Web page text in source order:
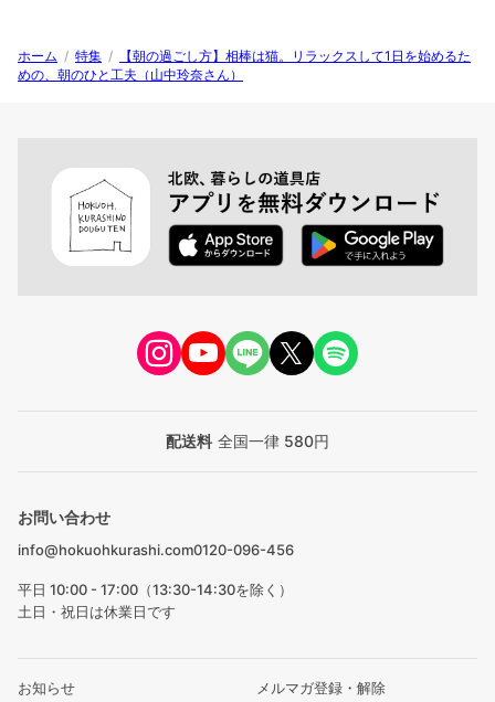
ホーム / 特集 /
【朝の過ごし方】相棒は猫。リラックスして1日を始めるた
めの、朝のひと工夫（山中玲奈さん）
配送料 全国一律 580円
お問い合わせ
info@hokuohkurashi.com0120-096-456
平日 10:00 - 17:00（13:30-14:30を除く）
土日・祝日は休業日です
お知らせ メルマガ登録・解除